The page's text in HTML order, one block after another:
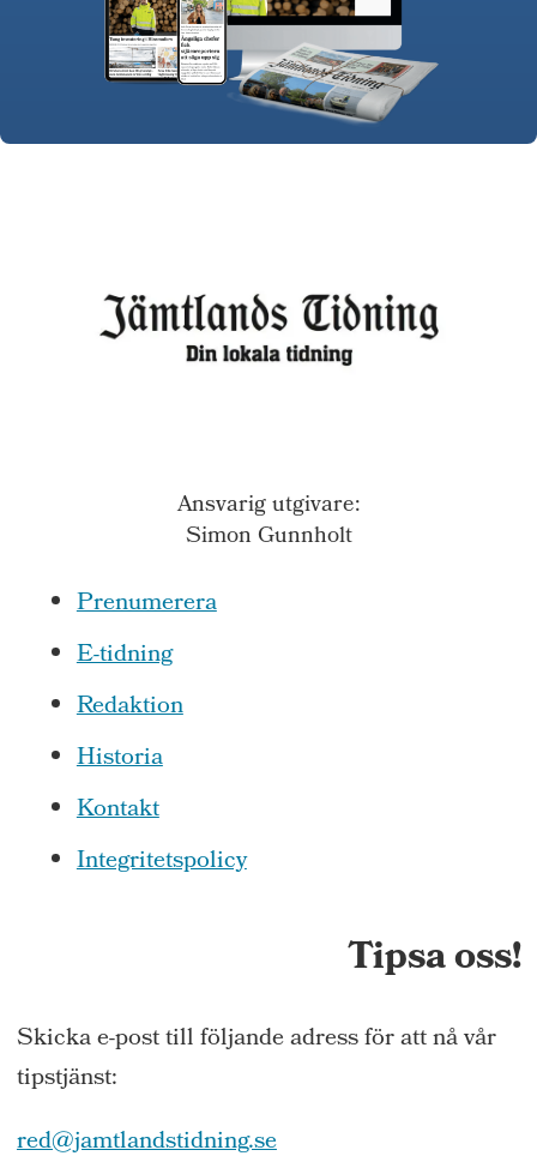
Ansvarig utgivare:
Simon Gunnholt
Prenumerera
E-tidning
Redaktion
Historia
Kontakt
Integritetspolicy
Tipsa oss!
Skicka e-post till följande adress för att nå vår
tipstjänst:
red@jamtlandstidning.se